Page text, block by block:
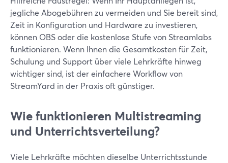
jegliche Abogebühren zu vermeiden und Sie bereit sind,
Zeit in Konfiguration und Hardware zu investieren,
können OBS oder die kostenlose Stufe von Streamlabs
funktionieren. Wenn Ihnen die Gesamtkosten für Zeit,
Schulung und Support über viele Lehrkräfte hinweg
wichtiger sind, ist der einfachere Workflow von
StreamYard in der Praxis oft günstiger.
Wie funktionieren Multistreaming
und Unterrichtsverteilung?
Viele Lehrkräfte möchten dieselbe Unterrichtsstunde